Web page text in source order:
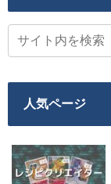
人気ページ